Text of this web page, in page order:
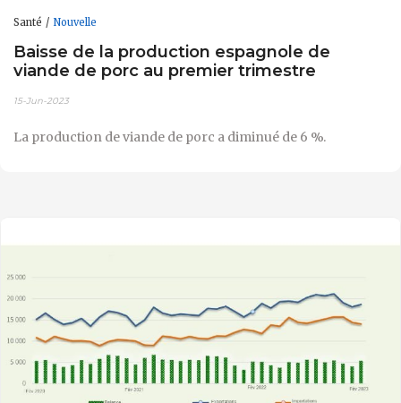
Santé Nouvelle
Baisse de la production espagnole de
viande de porc au premier trimestre
15-Jun-2023
La production de viande de porc a diminué de 6 %.